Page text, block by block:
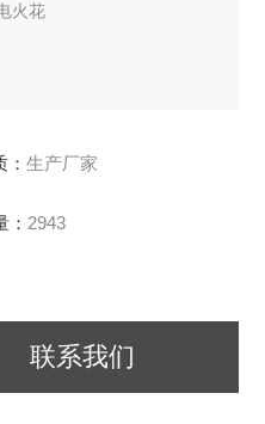
火花
生产厂家
2943
联系我们